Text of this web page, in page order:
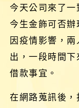
今天公司來了
今生金飾可否
因疫情影響，
出，一段時間
借款事宜。
在網路蒐訊後